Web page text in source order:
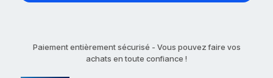
Paiement entièrement sécurisé - Vous pouvez faire vos
achats en toute confiance !